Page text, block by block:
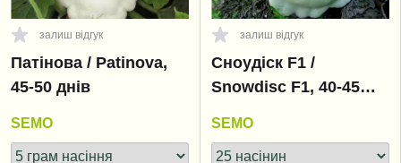
залиш відгук
Патінова / Patinova,
45-50 днів
SEMO
залиш відгук
Сноудіск F1 /
Snowdisc F1, 40-45
SEMO